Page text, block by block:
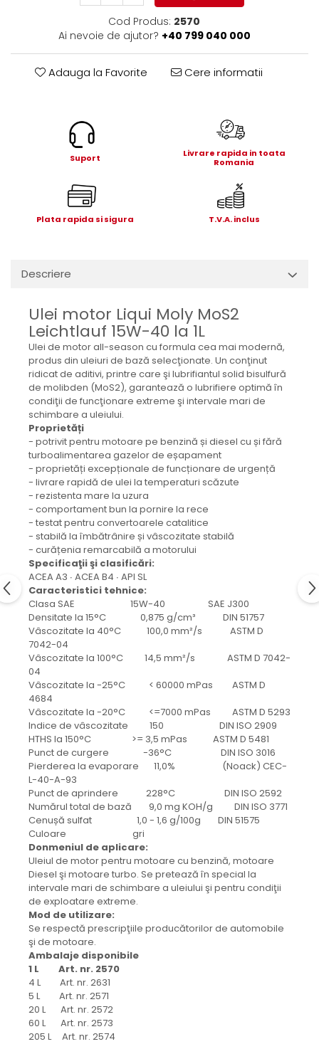
hidraulice
Bolturi, role si bucse
Hidraulica
Mecanica
Electropompa si motoare
electrice
Burdufuri si cilindri hidraulici
Role, bucsi si bolturi
BEHRENS
Bolturi - role - bucse
Burdufe si cilindri
Mecanice
Electrice
Hidraulice
Motoare electrice si pompe
SÖRENSEN
Mecanice
Electrice
Hidraulice
Cilindri hidraulici si burdufe
protectie
Grup electropompa
Bolturi, role si bucsi
MAMMUT LIFT
Mecanice
Electrice
Hidraulice
Motor electric si pompa hidraulica
Cilindru hidraulic si protectie
burduf
ERHEL - HYDRIS
Hidraulice
Electrice
Mecanice
Role, bucse si bolturi
Motoras electric si pompa
Cilindri si burdufuri protectie
Consumabile
Cod Produs: 2570
Ai nevoie de ajutor? +40 799 040 000
Adauga la Favorite Cere informatii
Suport
Livrare rapida in toata
Romania
Plata rapida si sigura T.V.A. inclus
Descriere
Ulei motor Liqui Moly MoS2
Leichtlauf 15W-40 la 1L
Ulei de motor all-season cu formula cea mai modernă,
produs din uleiuri de bază selecţionate. Un conţinut
ridicat de aditivi, printre care şi lubrifiantul solid bisulfură
de molibden (MoS2), garantează o lubrifiere optimă în
condiţii de funcţionare extreme şi intervale mari de
schimbare a uleiului.
Proprietăți
- potrivit pentru motoare pe benzină și diesel cu și fără
turboalimentarea gazelor de eșapament
- proprietăți excepționale de funcționare de urgență
- livrare rapidă de ulei la temperaturi scăzute
- rezistenta mare la uzura
- comportament bun la pornire la rece
- testat pentru convertoarele catalitice
- stabilă la îmbătrânire și vâscozitate stabilă
- curățenia remarcabilă a motorului
Specificaţii şi clasificări:
ACEA A3 ∙ ACEA B4 ∙ API SL
Caracteristici tehnice:
Clasa SAE 15W-40 SAE J300
Densitate la 15°C 0,875 g/cm³ DIN 51757
Vâscozitate la 40°C 100,0 mm²/s ASTM D
7042-04
Vâscozitate la 100°C 14,5 mm²/s ASTM D 7042-
04
Vâscozitate la -25°C < 60000 mPas ASTM D
4684
Vâscozitate la -20°C <=7000 mPas ASTM D 5293
Indice de vâscozitate 150 DIN ISO 2909
HTHS la 150°C >= 3,5 mPas ASTM D 5481
Punct de curgere -36°C DIN ISO 3016
Pierderea la evaporare 11,0% (Noack) CEC-
L-40-A-93
Punct de aprindere 228°C DIN ISO 2592
Numărul total de bază 9,0 mg KOH/g DIN ISO 3771
Cenușă sulfat 1,0 - 1,6 g/100g DIN 51575
Culoare gri
Donmeniul de aplicare:
Uleiul de motor pentru motoare cu benzină, motoare
Diesel şi motoare turbo. Se pretează în special la
intervale mari de schimbare a uleiului şi pentru condiţii
de exploatare extreme.
Mod de utilizare:
Se respectă prescripţiile producătorilor de automobile
şi de motoare.
Ambalaje disponibile
1 L Art. nr. 2570
4 L Art. nr. 2631
5 L Art. nr. 2571
20 L Art. nr. 2572
60 L Art. nr. 2573
205 L Art. nr. 2574